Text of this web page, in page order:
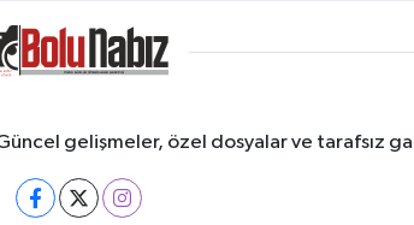
gelişmeler, özel dosyalar ve tarafsız